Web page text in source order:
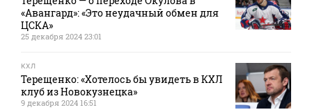
«Авангард»: «Это неудачный обмен для
ЦСКА»
25 декабря 2024 23:01
КХЛ
Терещенко: «Хотелось бы увидеть в КХЛ
клуб из Новокузнецка»
9 декабря 2024 16:51